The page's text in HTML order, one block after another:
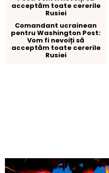
Comandant ucrainean
pentru Washington Post:
Vom fi nevoiți să
acceptăm toate cererile
Rusiei